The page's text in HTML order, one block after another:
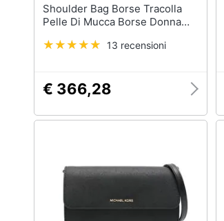
Shoulder Bag Borse Tracolla
Pelle Di Mucca Borse Donna
001
13 recensioni
€ 366,28